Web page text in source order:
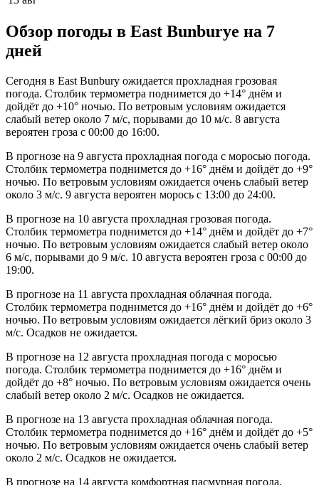
Обзор погоды в East Bunburyе на 7
дней
Сегодня в East Bunbury ожидается прохладная грозовая
погода. Столбик термометра поднимется до +14° днём и
дойдёт до +10° ночью. По ветровым условиям ожидается
слабый ветер около 7 м/с, порывами до 10 м/с. 8 августа
вероятен гроза с 00:00 до 16:00.
В прогнозе на 9 августа прохладная погода с моросью погода.
Столбик термометра поднимется до +16° днём и дойдёт до +9°
ночью. По ветровым условиям ожидается очень слабый ветер
около 3 м/с. 9 августа вероятен морось с 13:00 до 24:00.
В прогнозе на 10 августа прохладная грозовая погода.
Столбик термометра поднимется до +14° днём и дойдёт до +7°
ночью. По ветровым условиям ожидается слабый ветер около
6 м/с, порывами до 9 м/с. 10 августа вероятен гроза с 00:00 до
19:00.
В прогнозе на 11 августа прохладная облачная погода.
Столбик термометра поднимется до +16° днём и дойдёт до +6°
ночью. По ветровым условиям ожидается лёгкий бриз около 3
м/с. Осадков не ожидается.
В прогнозе на 12 августа прохладная погода с моросью
погода. Столбик термометра поднимется до +16° днём и
дойдёт до +8° ночью. По ветровым условиям ожидается очень
слабый ветер около 2 м/с. Осадков не ожидается.
В прогнозе на 13 августа прохладная облачная погода.
Столбик термометра поднимется до +16° днём и дойдёт до +5°
ночью. По ветровым условиям ожидается очень слабый ветер
около 2 м/с. Осадков не ожидается.
В прогнозе на 14 августа комфортная пасмурная погода.